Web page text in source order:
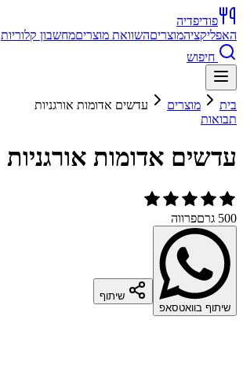
פודיפדיה
האפליקציהמוצריםהשוואת מוצריםמחשבון קלוריות
חיפוש
בית מוצרים
עדשים אדומות אורגניות
תבואות
עדשים אדומות אורגניות
500 גרם פרווה
שיתוף בוואטסאפ
שיתוף